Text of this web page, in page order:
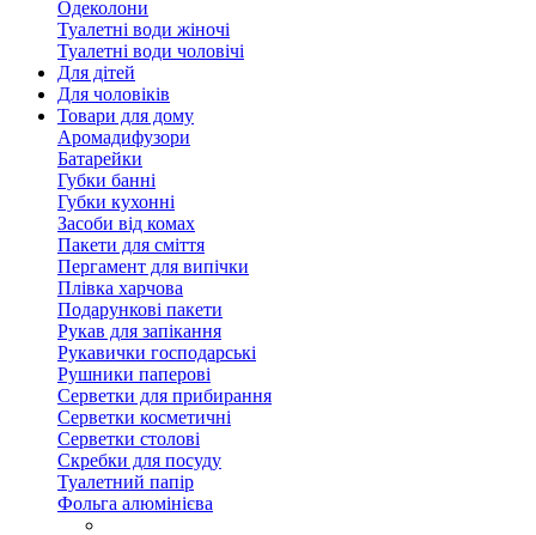
Одеколони
Туалетні води жіночі
Туалетні води чоловічі
Для дітей
Для чоловіків
Товари для дому
Аромадифузори
Батарейки
Губки банні
Губки кухонні
Засоби від комах
Пакети для сміття
Пергамент для випічки
Плівка харчова
Подарункові пакети
Рукав для запікання
Рукавички господарські
Рушники паперові
Серветки для прибирання
Серветки косметичні
Серветки столові
Скребки для посуду
Туалетний папір
Фольга алюмінієва